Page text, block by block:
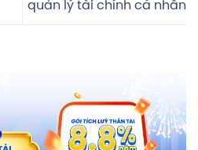
quản lý tài chính cá nhân